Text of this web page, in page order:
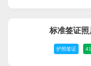
标准签证照
护照签证